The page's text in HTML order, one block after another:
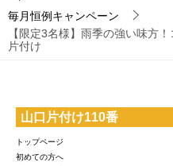
毎月恒例キャンペーン
【限定3名様】雨季の強い味方
片付け
山口片付け110番
トップページ
初めての方へ